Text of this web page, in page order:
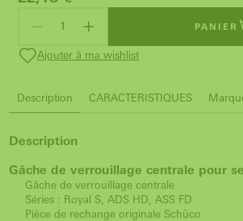
PANIER
Ajouter à ma wishlist
Description CARACTERISTIQUES
Description
Gâche de verrouillage centrale pour
Gâche de verrouillage centrale
Séries : Royal S, ADS HD, ASS FD
Pièce de rechange originale Schüco